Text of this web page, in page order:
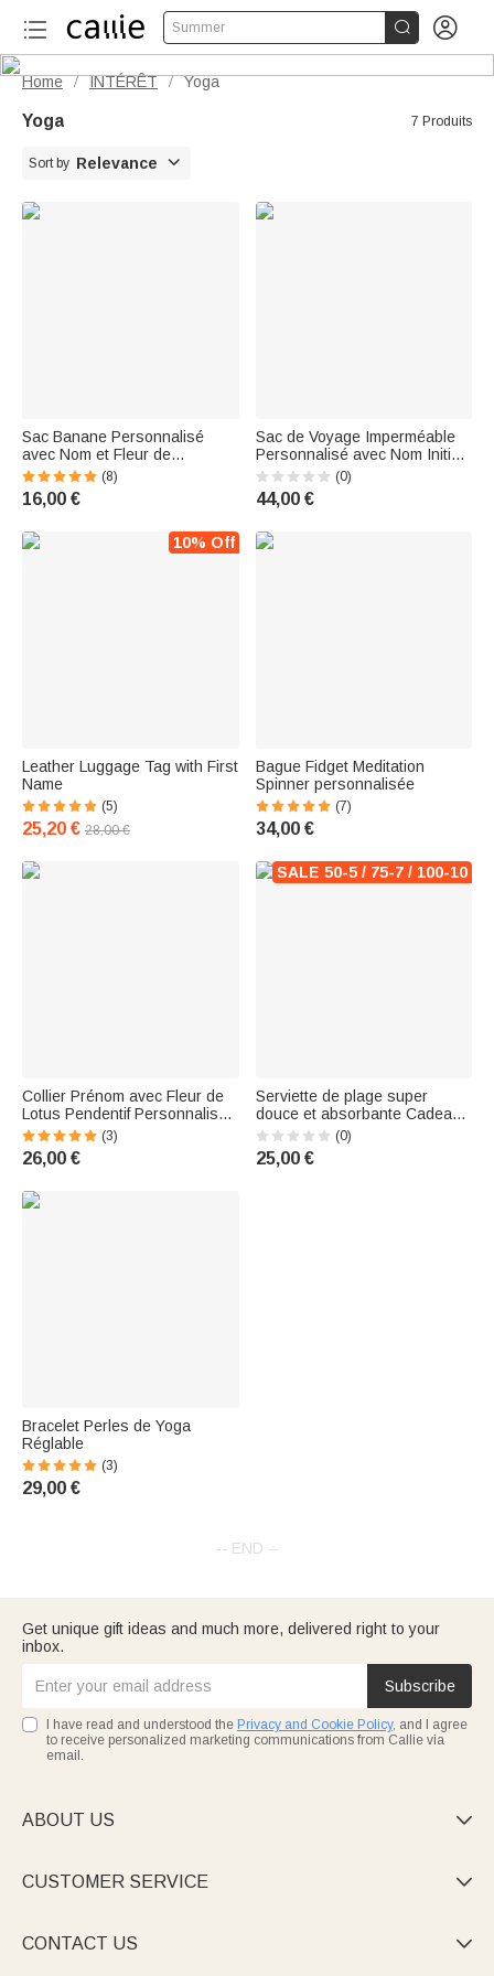
Summer  
Home / INTÉRÊT / Yoga
Yoga 7 Produits
Sort by Relevance 
Sac Banane Personnalisé
avec Nom et Fleur de
Naissance Sace de Sport avec
Ceinture Réglable Cadeau
Anniversaire St-Valentin pour
(8)
16,00 €
Sac de Voyage Imperméable
Personnalisé avec Nom Initiale
Cadeau Anniversaire pour
Amateur de Voyage
(0)
44,00 €
10% Off
Leather Luggage Tag with First
Name
(5)
25,20 € 28,00 €
Bague Fidget Meditation
Spinner personnalisée
(7)
34,00 €
Collier Prénom avec Fleur de
Lotus Pendentif Personnalisé
avec Nom Croyance Yoga
Cadeau d'Anniversaire pour
Elle | Callie
(3)
26,00 €
SALE 50-5 / 75-7 / 100-10
Serviette de plage super
douce et absorbante Cadeau
pour BBF Amie Sœur
(0)
25,00 €
Bracelet Perles de Yoga
Réglable
(3)
29,00 €
-- END --
Get unique gift ideas and much more, delivered right to your
inbox.
Subscribe
I have read and understood the Privacy and Cookie Policy, and I agree
to receive personalized marketing communications from Callie via
email.
ABOUT US 
CUSTOMER SERVICE 
CONTACT US 